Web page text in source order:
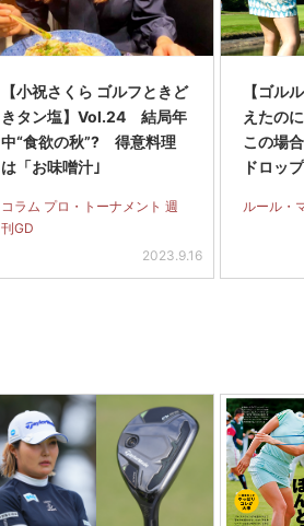
【小祝さくら ゴルフときど
きタン塩】Vol.24 結局年
中“食欲の秋”? 得意料理
は「お味噌汁｣
コラム プロ・トーナメント 週
刊GD
2023.9.16
【ゴル
えたの
この場
ドロッ
ルール・